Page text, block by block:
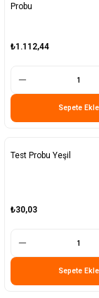
Probu
₺1.112,44
Sepete Ekle
Test Probu Yeşil
₺30,03
Sepete Ekle